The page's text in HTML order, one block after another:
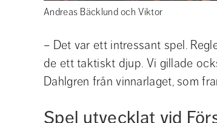
Andreas Bäcklund och Viktor
– Det var ett intressant spel.
de ett taktiskt djup. Vi gillade
Dahlgren från vinnarlaget, som
Spel utvecklat vid